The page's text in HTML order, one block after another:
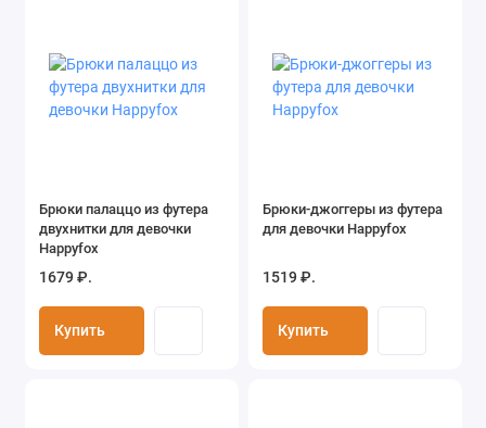
Брюки палаццо из футера
двухнитки для девочки
Happyfox
1679 ₽.
Купить
Брюки-джоггеры из футера
для девочки Happyfox
1519 ₽.
Купить